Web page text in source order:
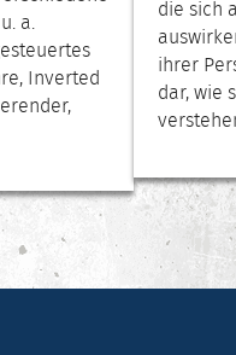
a.
Inverted
die sich
ihrer
dar, wie